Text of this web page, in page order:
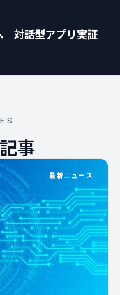
対話型アプリ実証
事
最新ニュース